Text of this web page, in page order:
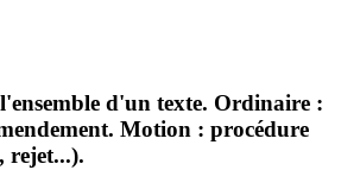
d'un texte. Ordinaire :
Motion : procédure
rejet...).